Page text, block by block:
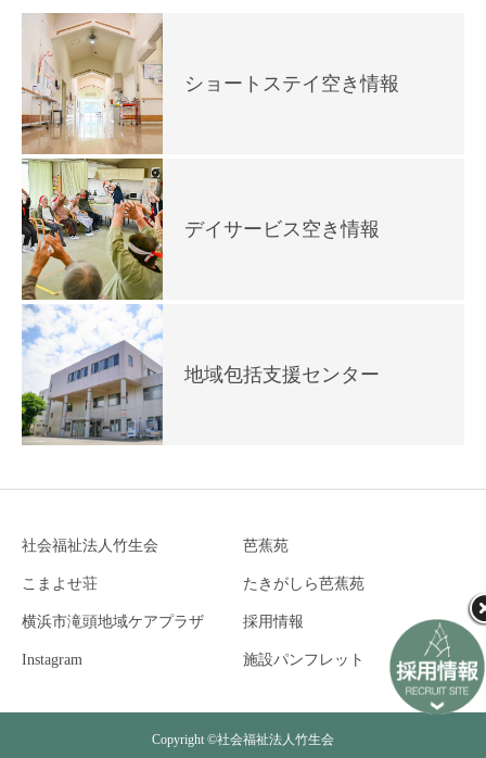
ショートステイ空き情報
デイサービス空き情報
地域包括支援センター
社会福祉法人竹生会 芭蕉苑
こまよせ荘 たきがしら芭蕉苑
横浜市滝頭地域ケアプラザ 採用情報
Instagram 施設パンフレット
Copyright ©社会福祉法人竹生会